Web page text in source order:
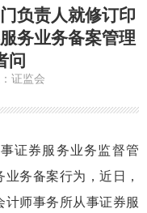
负责人就修订印
务业务备案管理
问
证监会
证券服务业务监督管
务备案行为，近日，
计师事务所从事证券服